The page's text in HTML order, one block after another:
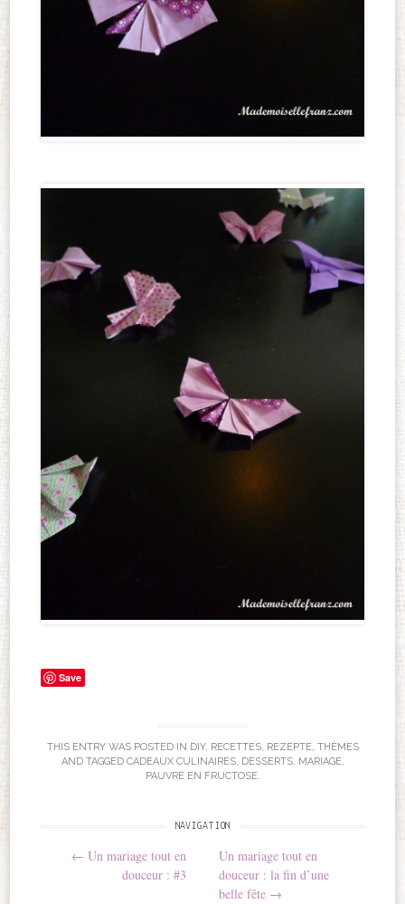
Save
THIS ENTRY WAS POSTED IN DIY, RECETTES, REZEPTE, THÈMES
AND TAGGED CADEAUX CULINAIRES, DESSERTS, MARIAGE,
PAUVRE EN FRUCTOSE.
Post navigation
NAVIGATION
← Un mariage tout en
douceur : #3
Un mariage tout en
douceur : la fin d’une
belle fête →